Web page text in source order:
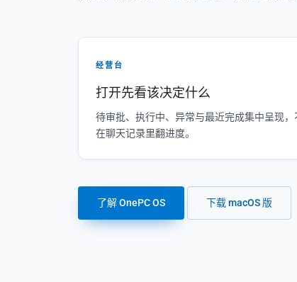
经营台
打开先看该决定什么
待审批、执行中、异常与最近完成集中呈现，
在聊天记录里翻进度。
了解 OnePC OS 下载 macOS 版